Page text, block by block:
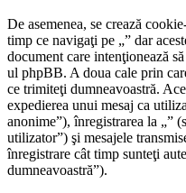
De asemenea, se crează
timp ce navigaţi pe „” dar
document care intenţionează
ul phpBB. A doua cale prin
ce trimiteţi dumneavoastră.
expedierea unui mesaj ca
anonime”), înregistrarea la „”
utilizator”) şi mesajele
înregistrare cât timp sunteţi
dumneavoastră”).